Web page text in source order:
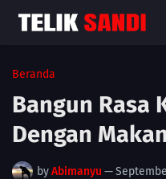
Beranda
Bangun Rasa
Dengan
byAbimanyu —